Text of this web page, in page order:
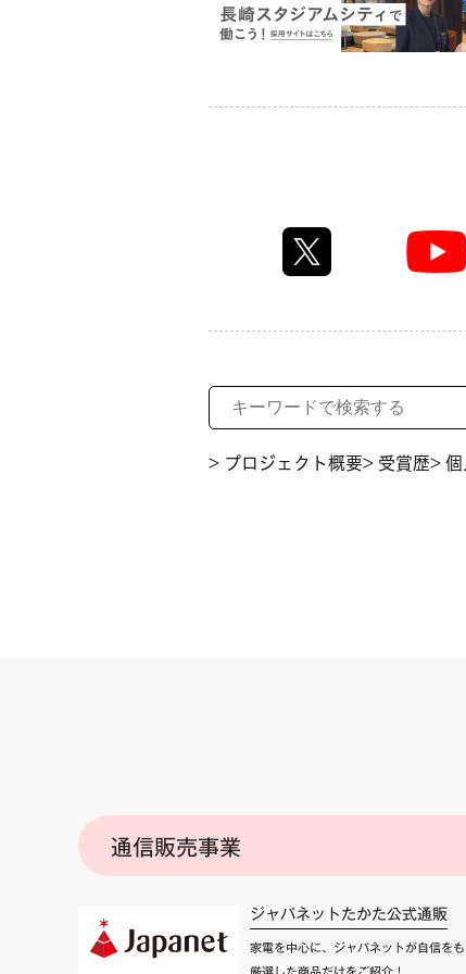
> プロジェクト概要> 受賞歴> 個
通信販売事業
ジャパネットたかた公式通販
家電を中心に、ジャパネットが自信を